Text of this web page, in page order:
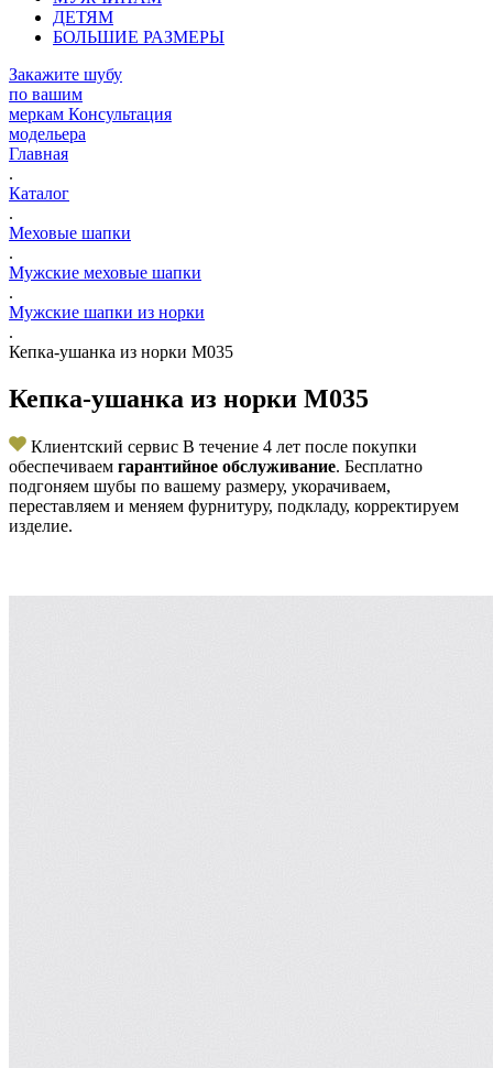
ДЕТЯМ
БОЛЬШИЕ РАЗМЕРЫ
Закажите шубу
по вашим
меркам Консультация
модельера
Главная
.
Каталог
.
Меховые шапки
.
Мужские меховые шапки
.
Мужские шапки из норки
.
Кепка-ушанка из норки M035
Кепка-ушанка из норки M035
Клиентский сервис В течение 4 лет после покупки
обеспечиваем гарантийное обслуживание. Бесплатно
подгоняем шубы по вашему размеру, укорачиваем,
переставляем и меняем фурнитуру, подкладу, корректируем
изделие.